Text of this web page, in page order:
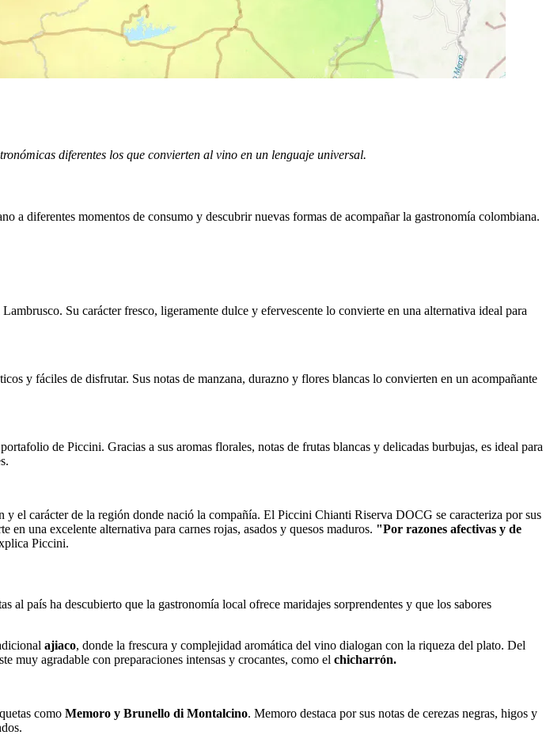
diferentes los que convierten al vino en un lenguaje universal.
a diferentes momentos de consumo y descubrir nuevas formas de acompañar la gastronomía colombiana.
Su carácter fresco, ligeramente dulce y efervescente lo convierte en una alternativa ideal para
y fáciles de disfrutar. Sus notas de manzana, durazno y flores blancas lo convierten en un acompañante
de Piccini. Gracias a sus aromas florales, notas de frutas blancas y delicadas burbujas, es ideal para
el carácter de la región donde nació la compañía. El Piccini Chianti Riserva DOCG se caracteriza por sus
en una excelente alternativa para carnes rojas, asados y quesos maduros. "Por razones afectivas y de
Piccini.
país ha descubierto que la gastronomía local ofrece maridajes sorprendentes y que los sabores
ajiaco, donde la frescura y complejidad aromática del vino dialogan con la riqueza del plato. Del
muy agradable con preparaciones intensas y crocantes, como el chicharrón.
como Memoro y Brunello di Montalcino. Memoro destaca por sus notas de cerezas negras, higos y